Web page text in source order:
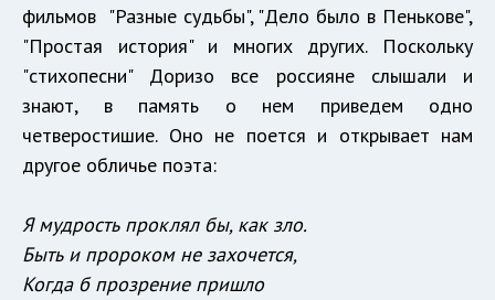
фильмов "Разные судьбы", "Дело было в Пенькове",
"Простая история" и многих других. Поскольку
"стихопесни" Доризо все россияне слышали и
знают, в память о нем приведем одно
четверостишие. Оно не поется и открывает нам
другое обличье поэта:
Я мудрость проклял бы, как зло.
Быть и пророком не захочется,
Когда б прозрение пришло